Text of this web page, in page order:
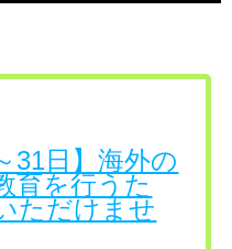
31日】海外の
育を行うた
ただけませ